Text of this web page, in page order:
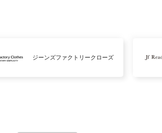
ジーンズファクトリークローズ